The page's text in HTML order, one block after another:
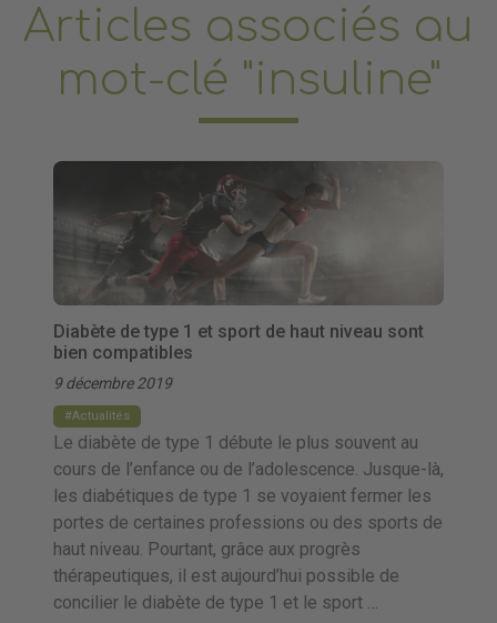
Articles associés au
mot-clé "insuline"
Diabète de type 1 et sport de haut niveau sont
bien compatibles
9 décembre 2019
Actualités
Le diabète de type 1 débute le plus souvent au
cours de l’enfance ou de l’adolescence. Jusque-là,
les diabétiques de type 1 se voyaient fermer les
portes de certaines professions ou des sports de
haut niveau. Pourtant, grâce aux progrès
thérapeutiques, il est aujourd’hui possible de
concilier le diabète de type 1 et le sport …